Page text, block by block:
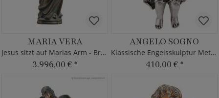
MARIA VERA
Jesus sitzt auf Marias Arm - Bronze
3.996,00 € *
ANGELO SOGNO
Klassische Engelsskulptur Metall
410,00 € *